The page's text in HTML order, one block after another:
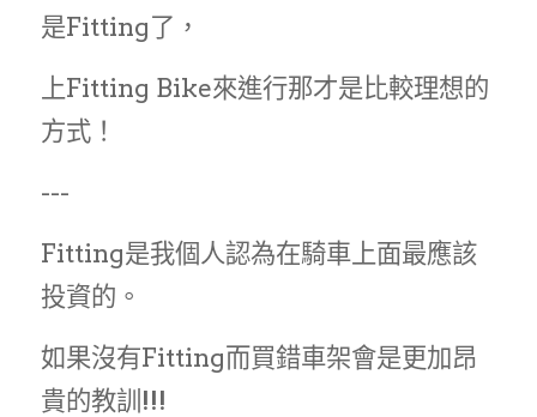
是Fitting了，
上Fitting Bike來進行那才是比較理想的
方式！
---
Fitting是我個人認為在騎車上面最應該
投資的。
如果沒有Fitting而買錯車架會是更加昂
貴的教訓!!!